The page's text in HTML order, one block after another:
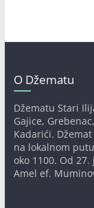
O Džematu
Džematu Stari
Gajice,
Kadarići.
na lokalnom
oko 1100. Od
Amel ef.